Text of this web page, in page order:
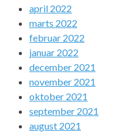
april 2022
marts 2022
februar 2022
januar 2022
december 2021
november 2021
oktober 2021
september 2021
august 2021